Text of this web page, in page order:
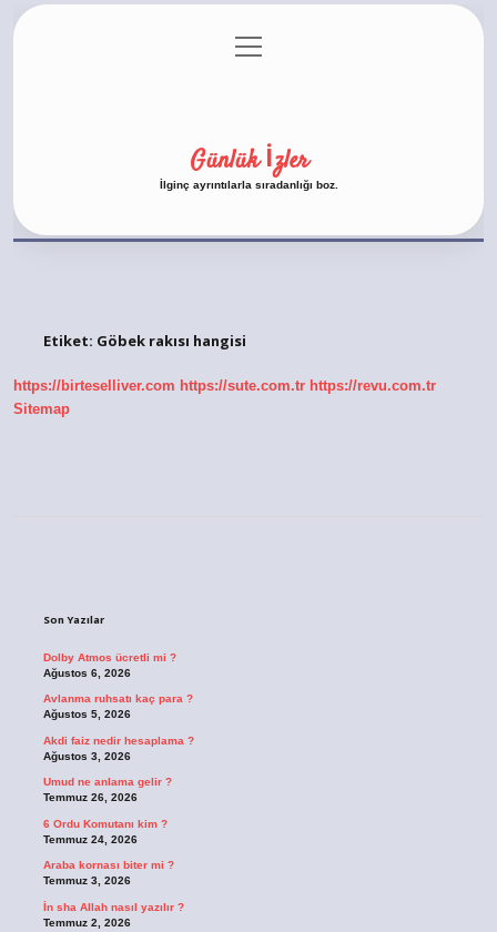
Gizlilik Politikası
menüyü
aç
Günlük İzler
İlginç ayrıntılarla sıradanlığı boz.
Etiket: Göbek rakısı hangisi
https://birteselliver.com https://sute.com.tr https://revu.com.tr
Sitemap
Son Yazılar
Dolby Atmos ücretli mi ?
Ağustos 6, 2026
Avlanma ruhsatı kaç para ?
Ağustos 5, 2026
Akdi faiz nedir hesaplama ?
Ağustos 3, 2026
Umud ne anlama gelir ?
Temmuz 26, 2026
6 Ordu Komutanı kim ?
Temmuz 24, 2026
Araba kornası biter mi ?
Temmuz 3, 2026
İn sha Allah nasıl yazılır ?
Temmuz 2, 2026